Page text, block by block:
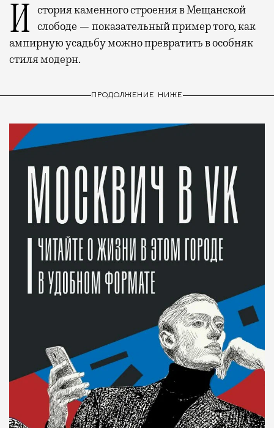
История каменного строения в Мещанской слободе — показательный пример того, как
ампирную усадьбу можно превратить в особняк
стиля модерн.
ПРОДОЛЖЕНИЕ НИЖЕ